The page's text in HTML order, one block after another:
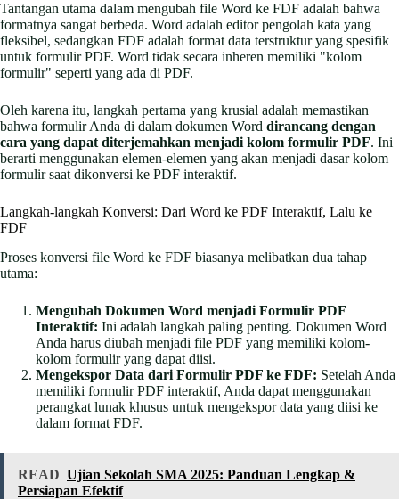
Tantangan utama dalam mengubah file Word ke FDF adalah bahwa
formatnya sangat berbeda. Word adalah editor pengolah kata yang
fleksibel, sedangkan FDF adalah format data terstruktur yang spesifik
untuk formulir PDF. Word tidak secara inheren memiliki "kolom
formulir" seperti yang ada di PDF.
Oleh karena itu, langkah pertama yang krusial adalah memastikan
bahwa formulir Anda di dalam dokumen Word dirancang dengan
cara yang dapat diterjemahkan menjadi kolom formulir PDF. Ini
berarti menggunakan elemen-elemen yang akan menjadi dasar kolom
formulir saat dikonversi ke PDF interaktif.
Langkah-langkah Konversi: Dari Word ke PDF Interaktif, Lalu ke
FDF
Proses konversi file Word ke FDF biasanya melibatkan dua tahap
utama:
Mengubah Dokumen Word menjadi Formulir PDF
Interaktif: Ini adalah langkah paling penting. Dokumen Word
Anda harus diubah menjadi file PDF yang memiliki kolom-
kolom formulir yang dapat diisi.
Mengekspor Data dari Formulir PDF ke FDF: Setelah Anda
memiliki formulir PDF interaktif, Anda dapat menggunakan
perangkat lunak khusus untuk mengekspor data yang diisi ke
dalam format FDF.
READ Ujian Sekolah SMA 2025: Panduan Lengkap &
Persiapan Efektif